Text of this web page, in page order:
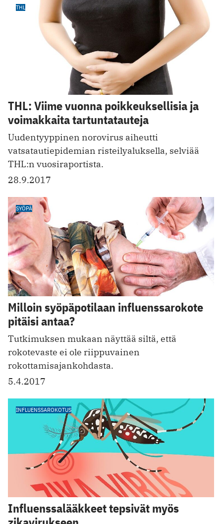
THL
THL: Viime vuonna poikkeuksellisia ja
voimakkaita tartuntatauteja
Uudentyyppinen norovirus aiheutti
vatsatautiepidemian risteilyaluksella, selviää
THL:n vuosiraportista.
28.9.2017
SYÖPÄ
Milloin syöpäpotilaan influenssarokote
pitäisi antaa?
Tutkimuksen mukaan näyttää siltä, että
rokotevaste ei ole riippuvainen
rokottamisajankohdasta.
5.4.2017
INFLUENSSAROKOTUS
Influenssalääkkeet tepsivät myös